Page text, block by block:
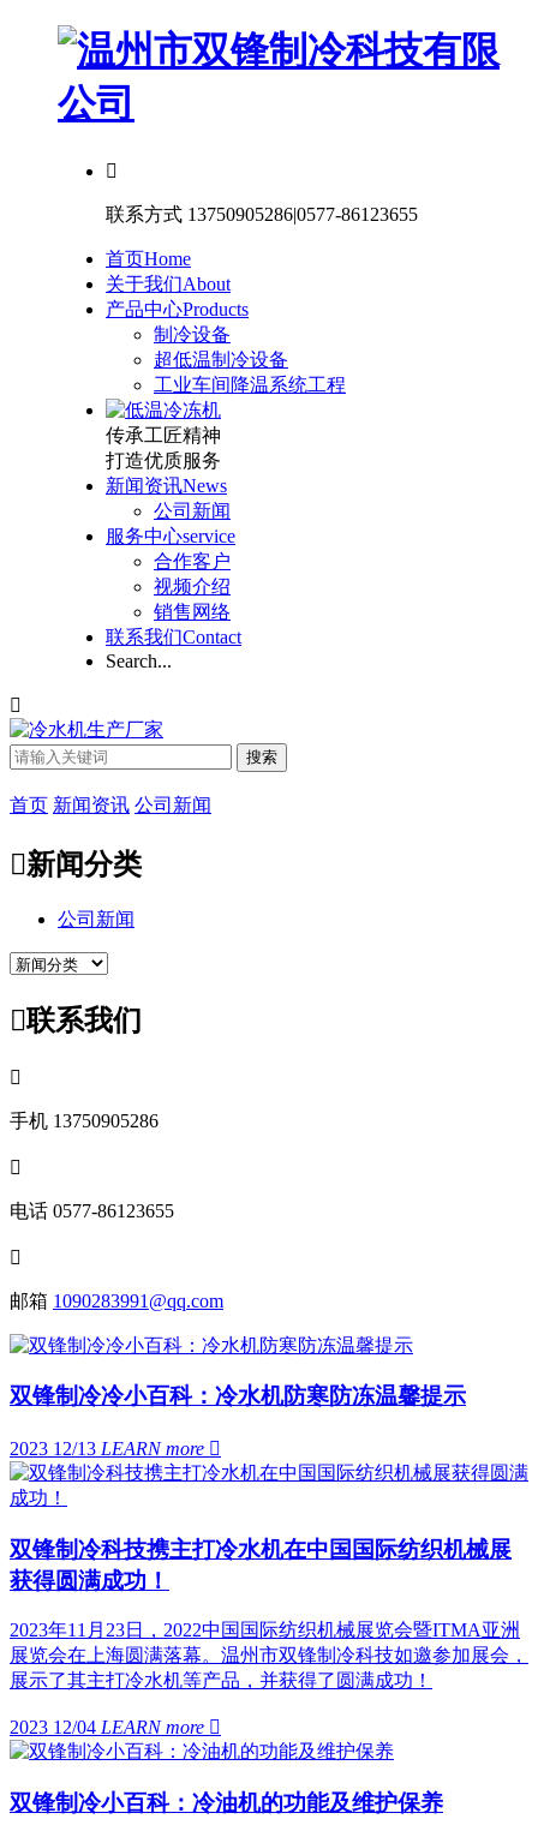

联系方式 13750905286|0577-86123655
首页Home
关于我们About
产品中心Products
制冷设备
超低温制冷设备
工业车间降温系统工程
传承工匠精神
打造优质服务
新闻资讯News
公司新闻
服务中心service
合作客户
视频介绍
销售网络
联系我们Contact
Search...

搜索
首页 新闻资讯 公司新闻
新闻分类
公司新闻
联系我们

手机 13750905286

电话 0577-86123655

邮箱 1090283991@qq.com
双锋制冷冷小百科：冷水机防寒防冻温馨提示
2023 12/13 LEARN more 
双锋制冷科技携主打冷水机在中国国际纺织机械展
获得圆满成功！
2023年11月23日，2022中国国际纺织机械展览会暨ITMA亚洲
展览会在上海圆满落幕。温州市双锋制冷科技如邀参加展会，
展示了其主打冷水机等产品，并获得了圆满成功！
2023 12/04 LEARN more 
双锋制冷小百科：冷油机的功能及维护保养